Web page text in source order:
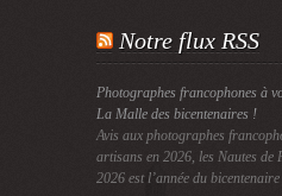
Notre flux RSS
Photographes francophones à
La Malle des bicentenaires !
Avis aux photographes
artisans en 2026, les Nautes de
2026 est l’année du bicentenaire